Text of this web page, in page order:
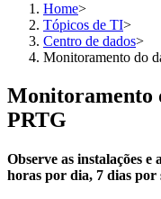
Home>
Tópicos de TI>
Centro de dados>
Monitoramento do
Monitoramento
PRTG
Observe as instalações
horas por dia, 7 dias por